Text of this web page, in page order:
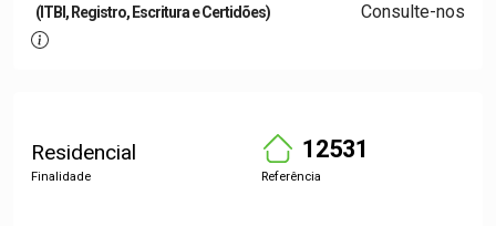
(ITBI, Registro, Escritura e Certidões) Consulte-nos
Residencial
Finalidade
12531
Referência